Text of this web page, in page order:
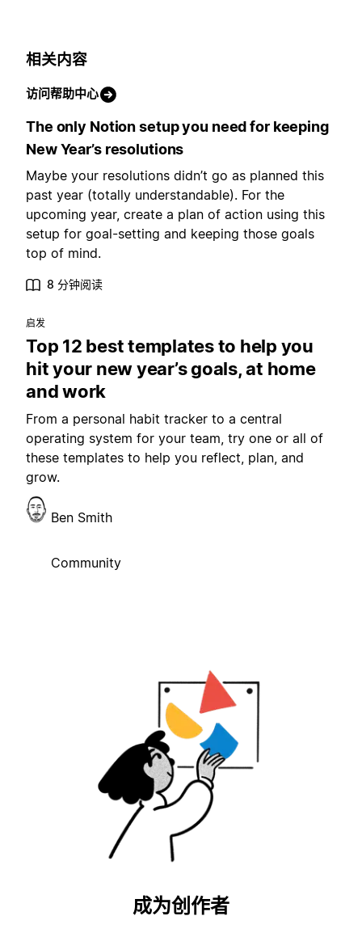
相关内容
访问帮助中心
The only Notion setup you need for keeping
New Year’s resolutions
Maybe your resolutions didn’t go as planned this
past year (totally understandable). For the
upcoming year, create a plan of action using this
setup for goal-setting and keeping those goals
top of mind.
8 分钟阅读
启发
Top 12 best templates to help you
hit your new year’s goals, at home
and work
From a personal habit tracker to a central
operating system for your team, try one or all of
these templates to help you reflect, plan, and
grow.
Ben Smith
Community
成为创作者